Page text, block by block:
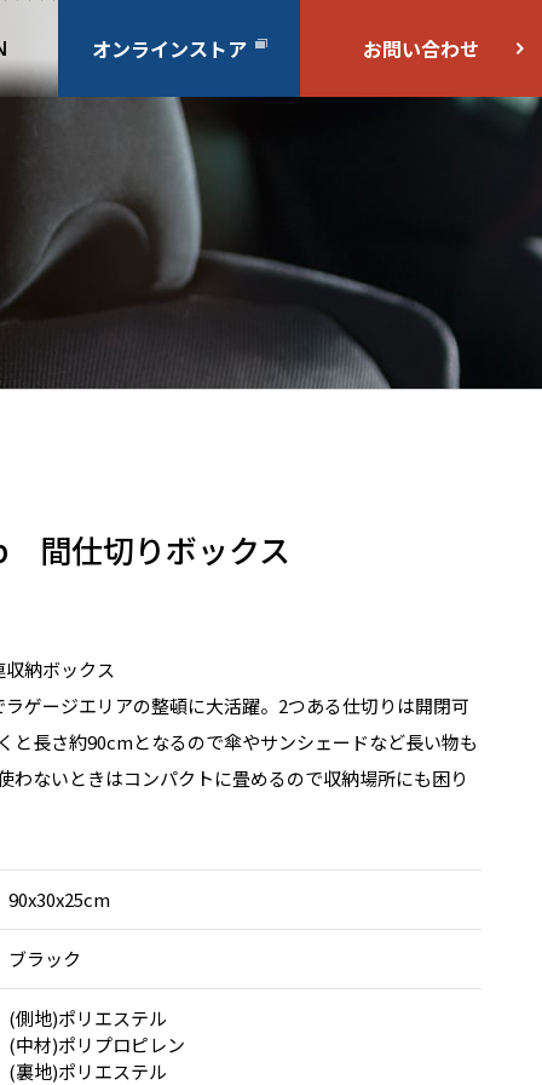
オンラインストア お問い合わせ
間仕切りボックス
納ボックス
ゲージエリアの整頓に大活躍。2つある仕切りは開閉可
と長さ約90cmとなるので傘やサンシェードなど長い物も
わないときはコンパクトに畳めるので収納場所にも困り
90x30x25cm
ブラック
(側地)ポリエステル
(中材)ポリプロピレン
(裏地)ポリエステル